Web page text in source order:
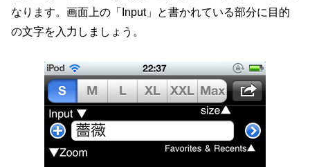
なります。画面上の「Input」と書かれている部分に目的
の文字を入力しましょう。